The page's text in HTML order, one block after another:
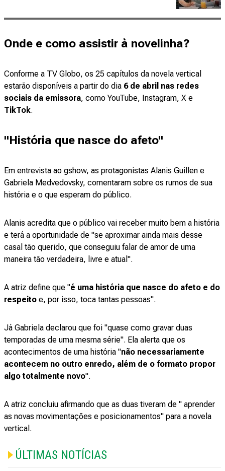
Onde e como assistir à novelinha?
Conforme a TV Globo, os 25 capítulos da novela vertical
estarão disponíveis a partir do dia 6 de abril nas redes
sociais da emissora, como YouTube, Instagram, X e
TikTok.
"História que nasce do afeto"
Em entrevista ao gshow, as protagonistas Alanis Guillen e
Gabriela Medvedovsky, comentaram sobre os rumos de sua
história e o que esperam do público.
Alanis acredita que o público vai receber muito bem a história
e terá a oportunidade de "se aproximar ainda mais desse
casal tão querido, que conseguiu falar de amor de uma
maneira tão verdadeira, livre e atual".
A atriz define que "é uma história que nasce do afeto e do
respeito e, por isso, toca tantas pessoas".
Já Gabriela declarou que foi "quase como gravar duas
temporadas de uma mesma série". Ela alerta que os
acontecimentos de uma história "não necessariamente
acontecem no outro enredo, além de o formato propor
algo totalmente novo".
A atriz concluiu afirmando que as duas tiveram de " aprender
as novas movimentações e posicionamentos" para a novela
vertical.
ÚLTIMAS NOTÍCIAS